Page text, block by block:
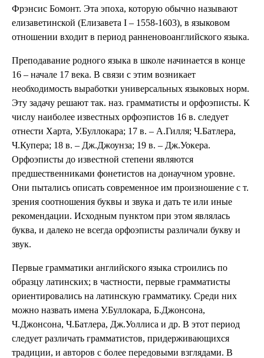
Фрэнсис Бомонт. Эта эпоха, которую обычно называют
елизаветинской (Елизавета I – 1558-1603), в языковом
отношении входит в период ранненовоанглийского языка.
Преподавание родного языка в школе начинается в конце
16 – начале 17 века. В связи с этим возникает
необходимость выработки универсальных языковых норм.
Эту задачу решают так. наз. грамматисты и орфоэписты. К
числу наиболее известных орфоэпистов 16 в. следует
отнести Харта, У.Буллокара; 17 в. – А.Гилля; Ч.Батлера,
Ч.Купера; 18 в. – Дж.Джоунза; 19 в. – Дж.Уокера.
Орфоэписты до известной степени являются
предшественниками фонетистов на донаучном уровне.
Они пытались описать современное им произношение с т.
зрения соотношения буквы и звука и дать те или иные
рекомендации. Исходным пунктом при этом являлась
буква, и далеко не всегда орфоэписты различали букву и
звук.
Первые грамматики английского языка строились по
образцу латинских; в частности, первые грамматисты
ориентировались на латинскую грамматику. Среди них
можно назвать имена У.Буллокара, Б.Джонсона,
Ч.Джонсона, Ч.Батлера, Дж.Уоллиса и др. В этот период
следует различать грамматистов, придерживающихся
традиции, и авторов с более передовыми взглядами. В